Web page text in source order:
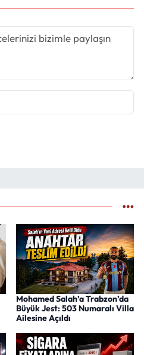
Mohamed Salah’a Trabzon’da
Büyük Jest: 503 Numaralı Villa
Ailesine Açıldı